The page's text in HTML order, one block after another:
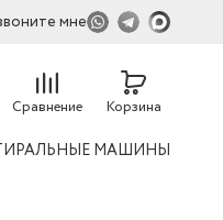
мне
Сравнение Корзина
МАШИНЫ